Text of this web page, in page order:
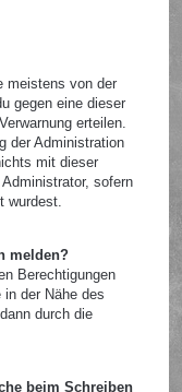
meistens von der
gegen eine dieser
erteilen.
der Administration
mit dieser
sofern
wurdest.
melden?
Berechtigungen
der Nähe des
durch die
beim Schreiben